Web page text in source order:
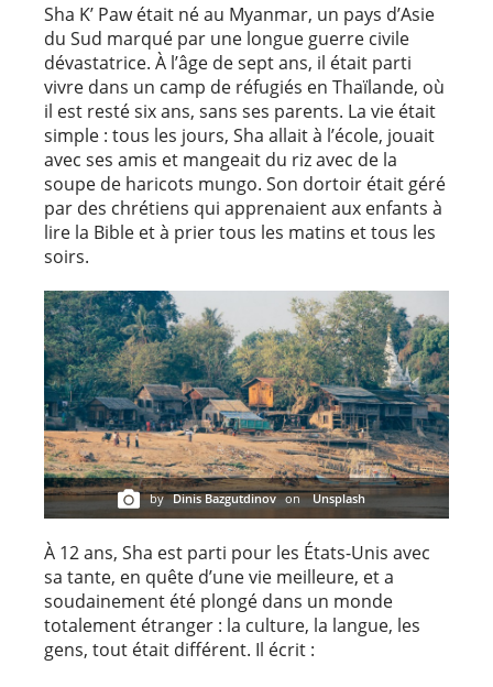
Sha K’ Paw était né au Myanmar, un pays d’Asie
du Sud marqué par une longue guerre civile
dévastatrice. À l’âge de sept ans, il était parti
vivre dans un camp de réfugiés en Thaïlande, où
il est resté six ans, sans ses parents. La vie était
simple : tous les jours, Sha allait à l’école, jouait
avec ses amis et mangeait du riz avec de la
soupe de haricots mungo. Son dortoir était géré
par des chrétiens qui apprenaient aux enfants à
lire la Bible et à prier tous les matins et tous les
soirs.
by Dinis Bazgutdinov on Unsplash
À 12 ans, Sha est parti pour les États-Unis avec
sa tante, en quête d’une vie meilleure, et a
soudainement été plongé dans un monde
totalement étranger : la culture, la langue, les
gens, tout était différent. Il écrit :